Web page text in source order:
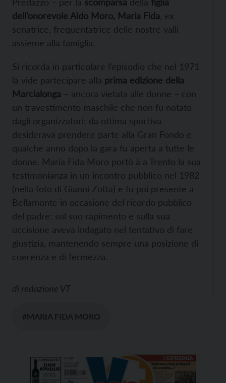
dell’onorevole Aldo Moro, Maria Fida , ex
senatrice, frequentatrice delle nostre valli
assieme alla famiglia.
Si ricorda in particolare l’episodio che nel 1971
la vide partecipare alla prima edizione della
Marcialonga – ancora vietata alle donne – con
un travestimento maschile che non fu notato
dagli organizzatori: da ottima sportiva
desiderava prendere parte alla Gran Fondo e
qualche anno dopo la gara fu aperta a tutte le
donne. Maria Fida Moro portò à a Trento la sua
testimonianza in un incontro pubblico nel 1982
(nella foto di Gianni Zotta) e fu poi presente a
Bellamonte in occasione del ricordo pubblico
del padre: sul suo rapimento e sulla sua
uccisione aveva indagato nel tentativo di fare
giustizia, mantenendo sempre una posizione di
coerenza e di fermezza.
di redazione VT
#MARIA FIDA MORO